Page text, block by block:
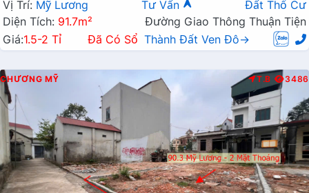
Vị Trí: Mỹ Lương Tư Vấn
Đất Thổ Cư
Diện Tích: 91.7m²
Đường Giao Thông Thuận Tiện
Giá:1.5-2 Tỉ Đã Có Sổ Thành Đất Ven Đô→
CHƯƠNG MỸ T.B 3486